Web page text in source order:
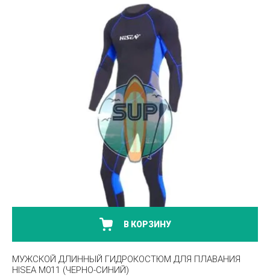
В КОРЗИНУ
МУЖСКОЙ ДЛИННЫЙ ГИДРОКОСТЮМ ДЛЯ ПЛАВАНИЯ
HISEA M011 (ЧЕРНО-СИНИЙ)